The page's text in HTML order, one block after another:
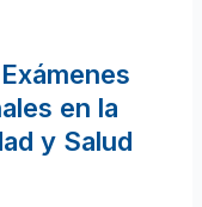
en la
y Salud